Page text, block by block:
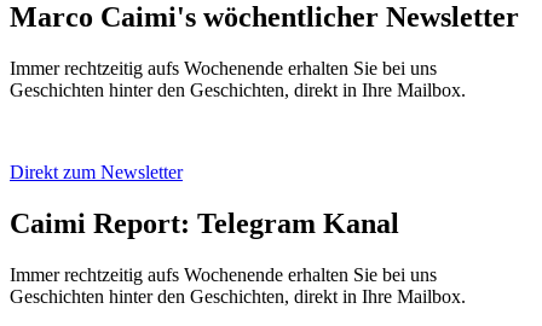
Marco Caimi's wöchentlicher Newsletter
Immer rechtzeitig aufs Wochenende erhalten Sie bei uns
Geschichten hinter den Geschichten, direkt in Ihre Mailbox.
Direkt zum Newsletter
Caimi Report: Telegram Kanal
Immer rechtzeitig aufs Wochenende erhalten Sie bei uns
Geschichten hinter den Geschichten, direkt in Ihre Mailbox.